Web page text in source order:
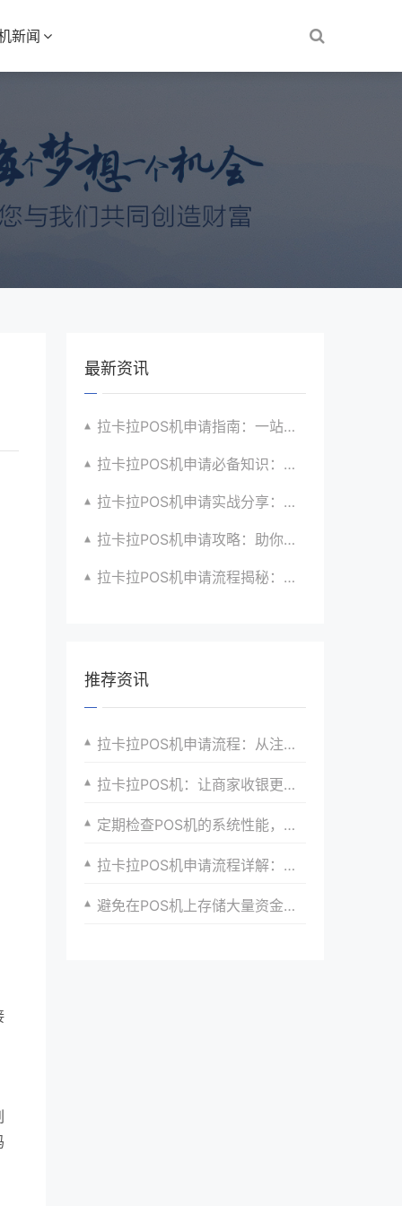
新闻
最新资讯
拉卡拉POS机申请指南：一站式解决商户支付升级、智能化与创新需求
拉卡拉POS机申请必备知识：全面了解政策、市场、技术与创新趋势
拉卡拉POS机申请实战分享：如何借助支付创新技术提升商户运营效益与效率
拉卡拉POS机申请攻略：助你打造个性化、差异化支付体验以提升竞争力
拉卡拉POS机申请流程揭秘：紧跟支付技术创新步伐，抢占市场先机
推荐资讯
拉卡拉POS机申请流程：从注册到激活的完整教程
拉卡拉POS机：让商家收银更智能、更高效
定期检查POS机的系统性能，确保流畅运行。
拉卡拉POS机申请流程详解：从资料准备到审核通过
避免在POS机上存储大量资金，以防被盗或损失。